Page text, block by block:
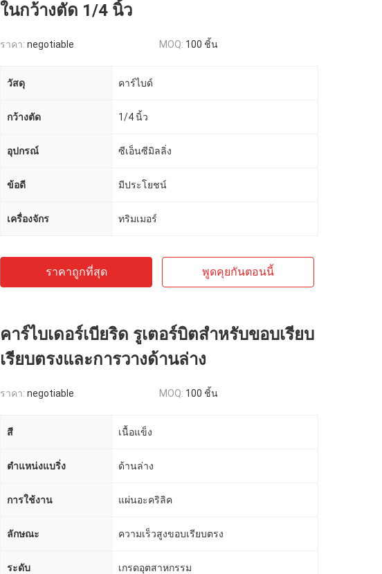
ในกว้างตัด 1/4 นิ้ว
ราคา: negotiable MOQ: 100 ชิ้น
วัสดุ คาร์ไบด์
กว้างตัด 1/4 นิ้ว
อุปกรณ์ ซีเอ็นซีมิลลิ่ง
ข้อดี มีประโยชน์
เครื่องจักร ทริมเมอร์
ราคาถูกที่สุด พูดคุยกันตอนนี้
คาร์ไบเดอร์เบียริด รูเตอร์บิตสําหรับขอบเรียบ
เรียบตรงและการวางด้านล่าง
ราคา: negotiable MOQ: 100 ชิ้น
สี เนื้อแข็ง
ตำแหน่งแบริ่ง ด้านล่าง
การใช้งาน แผ่นอะคริลิค
ลักษณะ ความเร็วสูงขอบเรียบตรง
ระดับ เกรดอุตสาหกรรม